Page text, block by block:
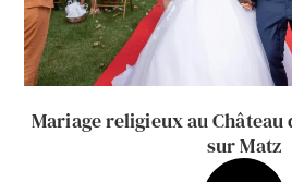
Mariage religieux au Château
sur Matz